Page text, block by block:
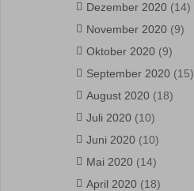
Dezember 2020 (14)
November 2020 (9)
Oktober 2020 (9)
September 2020 (15)
August 2020 (18)
Juli 2020 (10)
Juni 2020 (10)
Mai 2020 (14)
April 2020 (18)